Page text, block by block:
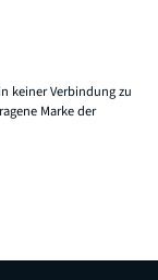
keiner Verbindung zu
Marke der